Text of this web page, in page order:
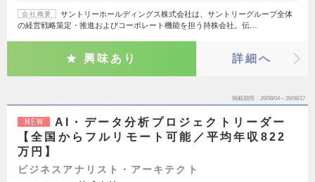
会社概要
サントリーホールディングス株式会社は、サントリーグループ全体
の経営戦略策定・推進およびコーポレート機能を担う持株会社。伝…
興味あり 詳細へ
掲載期間 26/08/04～26/08/17
NEW
AI・データ分析プロジェクトリーダー
【全国からフルリモート可能／平均年収822
万円】
ビジネスアナリスト・アーキテクト